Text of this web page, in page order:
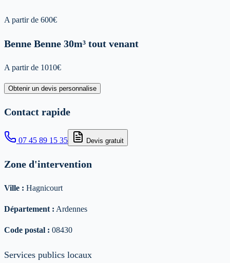
A partir de 600€
Benne Benne 30m³ tout venant
A partir de 1010€
Obtenir un devis personnalise
Contact rapide
07 45 89 15 35 Devis gratuit
Zone d'intervention
Ville : Hagnicourt
Département : Ardennes
Code postal : 08430
Services publics locaux